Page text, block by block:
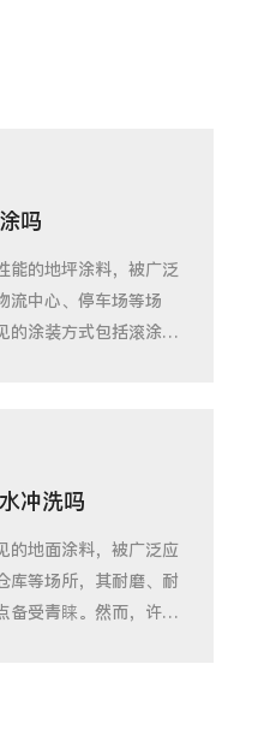
吗
能的地坪涂料，被广泛
流中心、停车场等场
的涂装方式包括滚涂、
冲洗吗
的地面涂料，被广泛应
库等场所，其耐磨、耐
备受青睐。然而，许多